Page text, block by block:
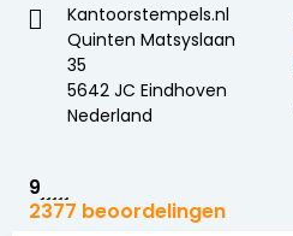
Kantoorstempels.nl
Quinten Matsyslaan
35
5642 JC Eindhoven
Nederland
9
2377 beoordelingen